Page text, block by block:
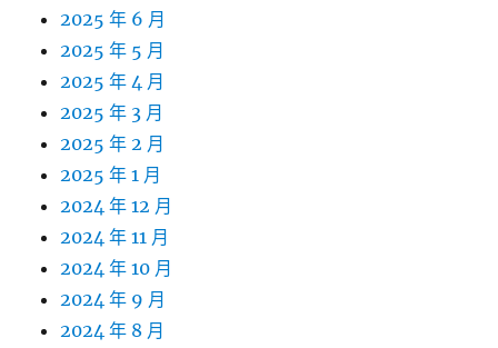
2025 年 6 月
2025 年 5 月
2025 年 4 月
2025 年 3 月
2025 年 2 月
2025 年 1 月
2024 年 12 月
2024 年 11 月
2024 年 10 月
2024 年 9 月
2024 年 8 月